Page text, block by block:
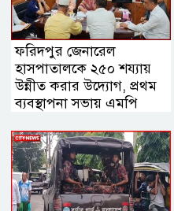
ফরিদপুর জেনারেল
হাসপাতালকে ২৫০ শয্যায়
উন্নীত করার উদ্যোগ, প্রথম
ব্যবস্থাপনা সভায় এমপি